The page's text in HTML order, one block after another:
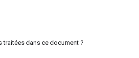
traitées dans ce document ?